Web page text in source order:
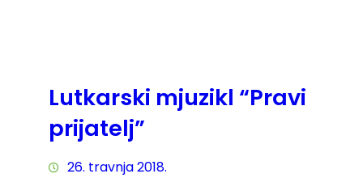
Lutkarski mjuzikl “Pravi
prijatelj”
26. travnja 2018.